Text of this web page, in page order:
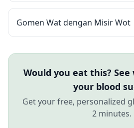
Gomen Wat dengan Misir Wot
Would you eat this?
your blood
Get your free, personalized
2 minutes.